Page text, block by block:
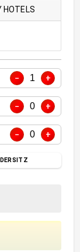
HOTELS
− 1 +
− 0 +
− 0 +